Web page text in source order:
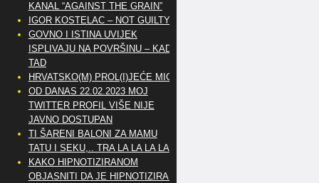
KANAL “AGAINST THE GRAIN”
IGOR KOSTELAC – NOT GUILTY
GOVNO I ISTINA UVIJEK
ISPLIVAJU NA POVRŠINU – KAD
TAD
HRVATSKO(M) PROL(I)JEĆE MIG
OD DANAS 22.02.2023 MOJ
TWITTER PROFIL VIŠE NIJE
JAVNO DOSTUPAN
TI ŠARENI BALONI ZA MAMU
TATU I SEKU,.. TRA LA LA LA LA
KAKO HIPNOTIZIRANOM
OBJASNITI DA JE HIPNOTIZIRAN